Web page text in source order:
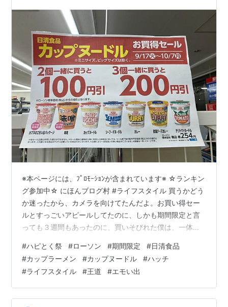
※本ページには、ﾌﾟﾛﾓｰｼｮﾝが含まれています※ ☆ランキン
グ参加中☆ にほんブログ村 #ライフスタイル 買うかどう
か迷ったから、カメラを向けてたんだよ。お買い得セー
ルとすっごいアピールしてたのに、しかも期間限定と言
っても３週間もあったのに、買いそびれた僕は、一体な
り買うチャンスは大きかったように思われるのに～。 前
回シリーズリンク hatch51.com 当時を振り返ると、カッ
プラーメンも値上げが進み、１００円を超えるのが当た
り前になっていた。今もレギュラーサイズの平均価格は
１２８円とのこと。それでも、セール商品を狙ったり、
#ハピとく祭 #ローソン #期間限定 #日清食品
#カップラーメン #カップヌードル #ハッチ
#ライフスタイル #王道 #エモい出